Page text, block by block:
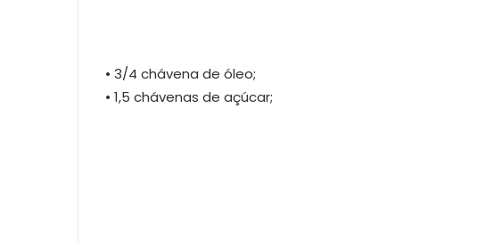
• 3/4 chávena de óleo;
• 1,5 chávenas de açúcar;